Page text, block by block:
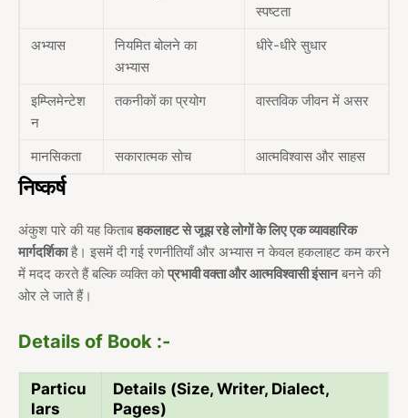
स्पष्टता
अभ्यास
नियमित बोलने का
अभ्यास
धीरे-धीरे सुधार
इम्प्लिमेन्टेश
न
तकनीकों का प्रयोग वास्तविक जीवन में असर
मानसिकता सकारात्मक सोच आत्मविश्वास और साहस
निष्कर्ष
अंकुश पारे की यह किताबहकलाहट से जूझ रहे लोगों के लिए एक व्यावहारिक
मार्गदर्शिकाहै। इसमें दी गई रणनीतियाँ और अभ्यास न केवल हकलाहट कम करने
में मदद करते हैं बल्कि व्यक्ति कोप्रभावी वक्ता और आत्मविश्वासी इंसानबनने की
ओर ले जाते हैं।
Details of Book :-
Particu
lars
Details (Size, Writer, Dialect,
Pages)